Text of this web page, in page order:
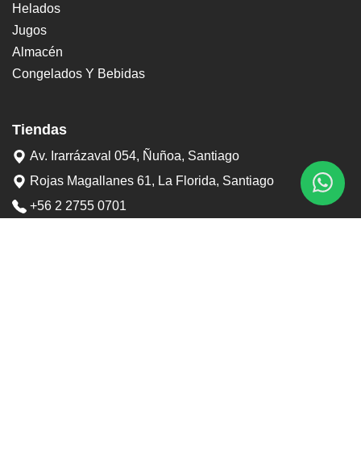
Helados
Jugos
Almacén
Congelados Y Bebidas
Tiendas
Av. Irarrázaval 054, Ñuñoa, Santiago
Rojas Magallanes 61, La Florida, Santiago
+56 2 2755 0701